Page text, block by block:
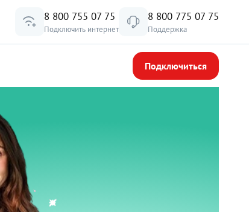
8 800 755 07 75
Подключить интернет
8 800 775 07 75
Поддержка
Подключиться